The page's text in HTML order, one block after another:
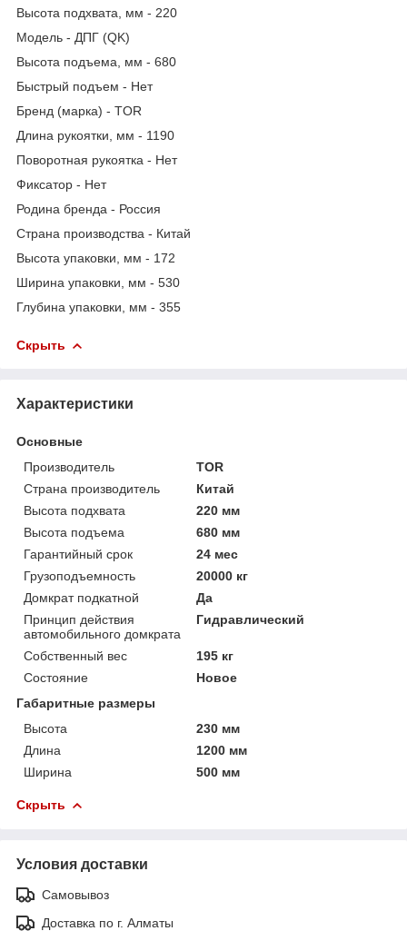
Высота подхвата, мм - 220
Модель - ДПГ (QK)
Высота подъема, мм - 680
Быстрый подъем - Нет
Бренд (марка) - TOR
Длина рукоятки, мм - 1190
Поворотная рукоятка - Нет
Фиксатор - Нет
Родина бренда - Россия
Страна производства - Китай
Высота упаковки, мм - 172
Ширина упаковки, мм - 530
Глубина упаковки, мм - 355
Скрыть
Характеристики
Основные
Производитель
TOR
Страна производитель
Китай
Высота подхвата
220 мм
Высота подъема
680 мм
Гарантийный срок
24 мес
Грузоподъемность
20000 кг
Домкрат подкатной
Да
Принцип действия
автомобильного домкрата
Гидравлический
Собственный вес
195 кг
Состояние
Новое
Габаритные размеры
Высота
230 мм
Длина
1200 мм
Ширина
500 мм
Скрыть
Условия доставки
Самовывоз
Доставка по г. Алматы